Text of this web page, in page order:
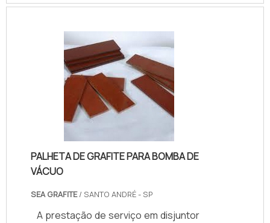
RENDIMENTOSO recurso é
que necessitam obter uma máquina
específica para um trabalho. Na
maioria das vezes, ele não existe em
território nacional. Neste caso, a
manutenção oferece ótima relação
de custo-benefício independente
do segmento. Este equipamento é.
PALHETA DE GRAFITE PARA BOMBA DE
VÁCUO
SEA GRAFITE/ SANTO ANDRÉ - SP
A prestação de serviço em disjuntor